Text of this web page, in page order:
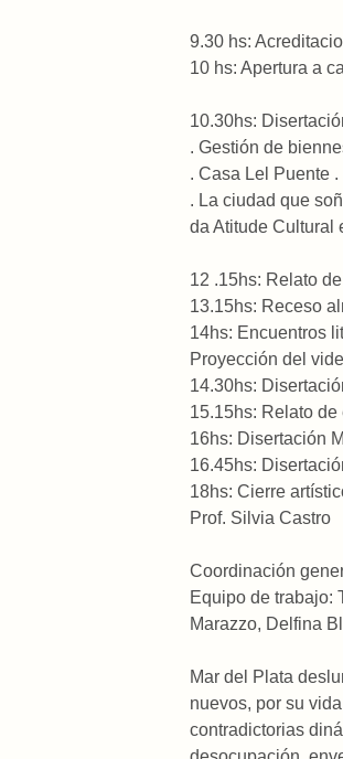
9.30 hs:
10 hs: Apertura a
10.30hs:
. Gestión de
. Casa Lel Puente
. La ciudad que
da Atitude Cultural
12 .15hs: Relato
13.15hs: Receso
14hs: Encuentros
Proyección del
14.30hs:
15.15hs: Relato
16hs: Disertación
16.45hs:
18hs: Cierre
Prof. Silvia Castro
Coordinación
Equipo de trabajo:
Marazzo, Delfina
Mar del Plata
nuevos, por su
contradictorias